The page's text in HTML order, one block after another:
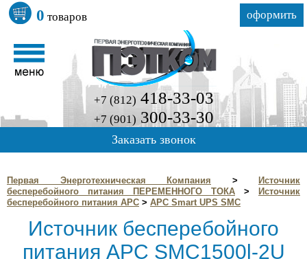
0 товаров оформить
+7 (812) 418-33-03
+7 (901) 300-33-30
Заказать звонок
Первая Энерготехническая Компания >
Источник
бесперебойного питания ПЕРЕМЕННОГО ТОКА >
Источник
бесперебойного питания APC > APC Smart UPS SMC
Источник бесперебойного
питания APC SMC1500l-2U